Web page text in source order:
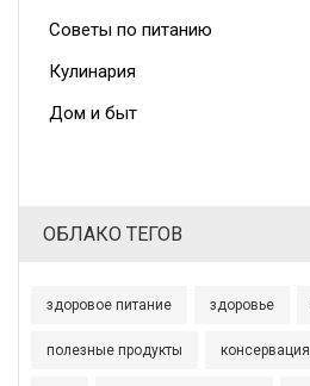
Советы по питанию
Кулинария
Дом и быт
ОБЛАКО ТЕГОВ
здоровое питание здоровье
полезные продукты консервация